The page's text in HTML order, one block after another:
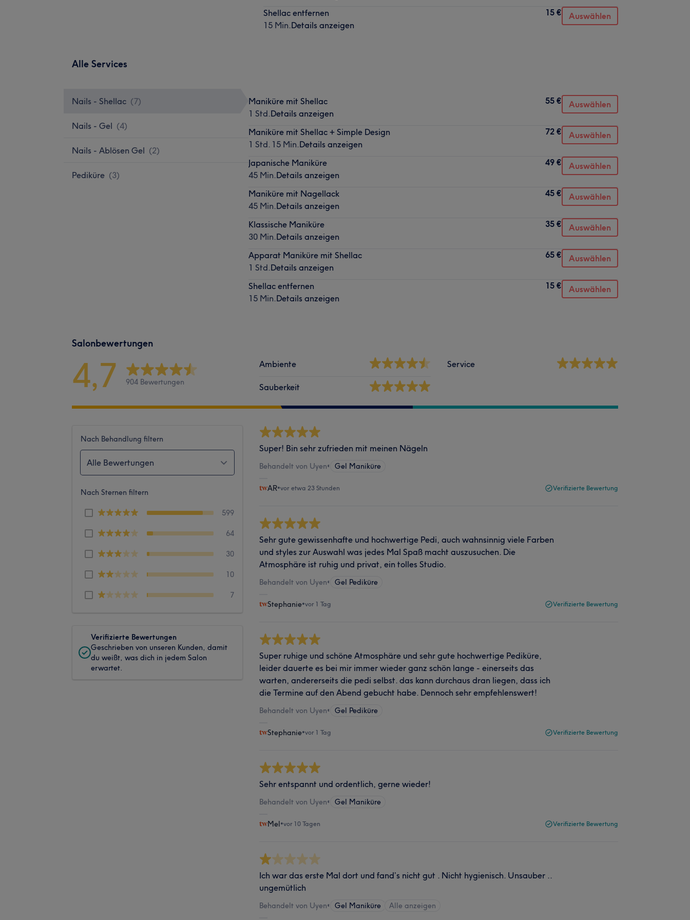
Shellac entfernen
15 Min.Details anzeigen
15 € Auswählen
Alle Services
Nails - Shellac (7)
Nails - Gel (4)
Nails - Ablösen Gel (2)
Pediküre (3)
Maniküre mit Shellac
1 Std.Details anzeigen
55 € Auswählen
Maniküre mit Shellac + Simple Design
1 Std. 15 Min.Details anzeigen
72 € Auswählen
Japanische Maniküre
45 Min.Details anzeigen
49 € Auswählen
Maniküre mit Nagellack
45 Min.Details anzeigen
45 € Auswählen
Klassische Maniküre
30 Min.Details anzeigen
35 € Auswählen
Apparat Maniküre mit Shellac
1 Std.Details anzeigen
65 € Auswählen
Shellac entfernen
15 Min.Details anzeigen
15 € Auswählen
Salonbewertungen
4,7 904 Bewertungen
Ambiente
Sauberkeit
Service
Nach Behandlung filtern
Alle Bewertungen
Nach Sternen filtern
599
64
30
10
7
Verifizierte Bewertungen
Geschrieben von unseren Kunden, damit
du weißt, was dich in jedem Salon
erwartet.
Super! Bin sehr zufrieden mit meinen Nägeln
Behandelt von Uyen• Gel Maniküre
AR•vor etwa 23 Stunden Verifizierte Bewertung
Sehr gute gewissenhafte und hochwertige Pedi, auch wahnsinnig viele Farben
und styles zur Auswahl was jedes Mal Spaß macht auszusuchen. Die
Atmosphäre ist ruhig und privat, ein tolles Studio.
Behandelt von Uyen• Gel Pediküre
Stephanie•vor 1 Tag Verifizierte Bewertung
Super ruhige und schöne Atmosphäre und sehr gute hochwertige Pediküre,
leider dauerte es bei mir immer wieder ganz schön lange - einerseits das
warten, andererseits die pedi selbst. das kann durchaus dran liegen, dass ich
die Termine auf den Abend gebucht habe. Dennoch sehr empfehlenswert!
Behandelt von Uyen• Gel Pediküre
Stephanie•vor 1 Tag Verifizierte Bewertung
Sehr entspannt und ordentlich, gerne wieder!
Behandelt von Uyen• Gel Maniküre
Mel•vor 10 Tagen Verifizierte Bewertung
Ich war das erste Mal dort und fand’s nicht gut . Nicht hygienisch. Unsauber ..
ungemütlich
Behandelt von Uyen• Gel Maniküre Alle anzeigen